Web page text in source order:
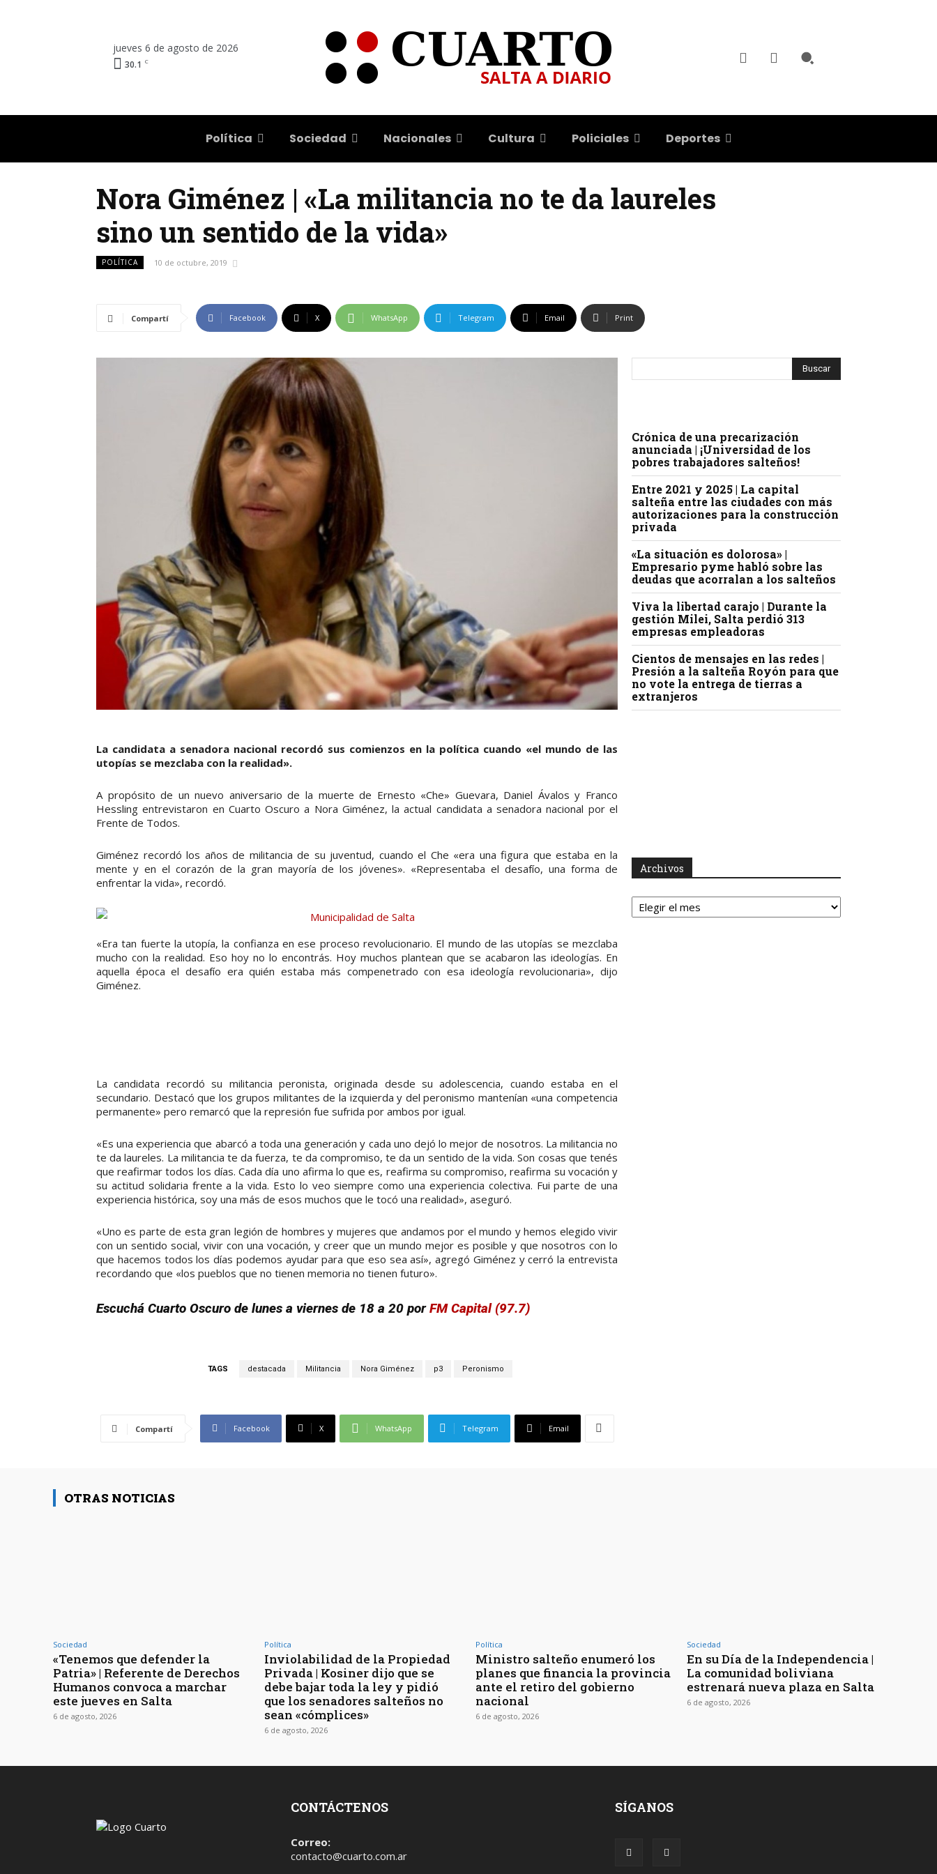
jueves 6 de agosto de 2026
30.1 C
Política Sociedad Nacionales Cultura Policiales Deportes
Nora Giménez | «La militancia no te da laureles
sino un sentido de la vida»
POLÍTICA 10 de octubre, 2019
Compartí Facebook X WhatsApp Telegram Email Print
La candidata a senadora nacional recordó sus comienzos en la política cuando «el mundo de las
utopías se mezclaba con la realidad».
A propósito de un nuevo aniversario de la muerte de Ernesto «Che» Guevara, Daniel Ávalos y Franco
Hessling entrevistaron en Cuarto Oscuro a Nora Giménez, la actual candidata a senadora nacional por el
Frente de Todos.
Giménez recordó los años de militancia de su juventud, cuando el Che «era una figura que estaba en la
mente y en el corazón de la gran mayoría de los jóvenes». «Representaba el desafío, una forma de
enfrentar la vida», recordó.
«Era tan fuerte la utopía, la confianza en ese proceso revolucionario. El mundo de las utopías se mezclaba
mucho con la realidad. Eso hoy no lo encontrás. Hoy muchos plantean que se acabaron las ideologías. En
aquella época el desafío era quién estaba más compenetrado con esa ideología revolucionaria», dijo
Giménez.
La candidata recordó su militancia peronista, originada desde su adolescencia, cuando estaba en el
secundario. Destacó que los grupos militantes de la izquierda y del peronismo mantenían «una competencia
permanente» pero remarcó que la represión fue sufrida por ambos por igual.
«Es una experiencia que abarcó a toda una generación y cada uno dejó lo mejor de nosotros. La militancia no
te da laureles. La militancia te da fuerza, te da compromiso, te da un sentido de la vida. Son cosas que tenés
que reafirmar todos los días. Cada día uno afirma lo que es, reafirma su compromiso, reafirma su vocación y
su actitud solidaria frente a la vida. Esto lo veo siempre como una experiencia colectiva. Fui parte de una
experiencia histórica, soy una más de esos muchos que le tocó una realidad», aseguró.
«Uno es parte de esta gran legión de hombres y mujeres que andamos por el mundo y hemos elegido vivir
con un sentido social, vivir con una vocación, y creer que un mundo mejor es posible y que nosotros con lo
que hacemos todos los días podemos ayudar para que eso sea así», agregó Giménez y cerró la entrevista
recordando que «los pueblos que no tienen memoria no tienen futuro».
Escuchá Cuarto Oscuro de lunes a viernes de 18 a 20 porFM Capital (97.7)
TAGS destacada Militancia Nora Giménez p3 Peronismo
Compartí Facebook X WhatsApp Telegram Email
Crónica de una precarización
anunciada | ¡Universidad de los
pobres trabajadores salteños!
Entre 2021 y 2025 | La capital
salteña entre las ciudades con más
autorizaciones para la construcción
privada
«La situación es dolorosa» |
Empresario pyme habló sobre las
deudas que acorralan a los salteños
Viva la libertad carajo | Durante la
gestión Milei, Salta perdió 313
empresas empleadoras
Cientos de mensajes en las redes |
Presión a la salteña Royón para que
no vote la entrega de tierras a
extranjeros
Archivos
Archivos
OTRAS NOTICIAS
Sociedad
«Tenemos que defender la
Patria» | Referente de Derechos
Humanos convoca a marchar
este jueves en Salta
6 de agosto, 2026
Política
Inviolabilidad de la Propiedad
Privada | Kosiner dijo que se
debe bajar toda la ley y pidió
que los senadores salteños no
sean «cómplices»
6 de agosto, 2026
Política
Ministro salteño enumeró los
planes que financia la provincia
ante el retiro del gobierno
nacional
6 de agosto, 2026
Sociedad
En su Día de la Independencia |
La comunidad boliviana
estrenará nueva plaza en Salta
6 de agosto, 2026
CONTÁCTENOS
Correo:
contacto@cuarto.com.ar
SÍGANOS